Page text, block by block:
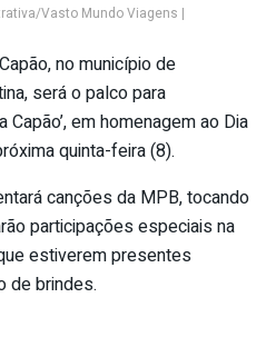
Vasto Mundo Viagens |
no município de
será o palco para
em homenagem ao Dia
quinta-feira (8).
canções da MPB, tocando
participações especiais na
estiverem presentes
de brindes.